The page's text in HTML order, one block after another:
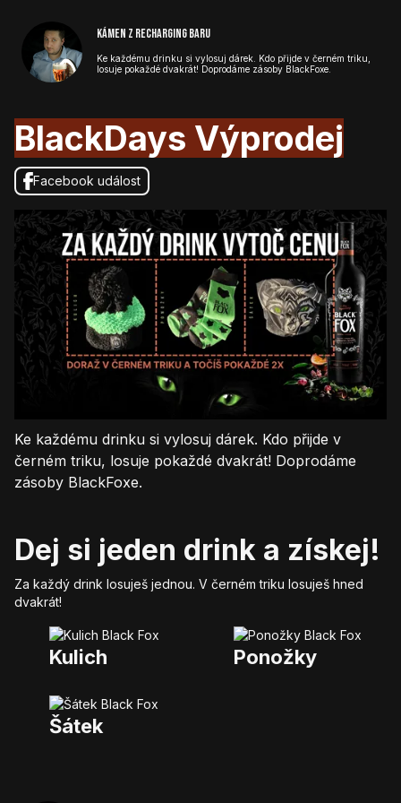
Ke každému drinku si vylosuj dárek. Kdo přijde v černém triku,
losuje pokaždé dvakrát! Doprodáme zásoby BlackFoxe.
Kámen z Recharging baru
BlackDays Výprodej
Facebook událost
Ke každému drinku si vylosuj dárek. Kdo přijde v
černém triku, losuje pokaždé dvakrát! Doprodáme
zásoby BlackFoxe.
Dej si jeden drink a získej!
Za každý drink losuješ jednou. V černém triku losuješ hned
dvakrát!
Kulich Ponožky
Šátek